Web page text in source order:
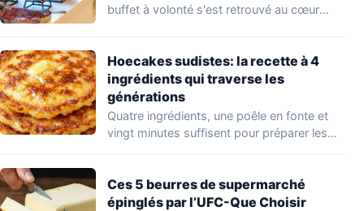
buffet à volonté s'est retrouvé au cœur
Hoecakes sudistes: la recette à 4
ingrédients qui traverse les
générations
Quatre ingrédients, une poêle en fonte et
vingt minutes suffisent pour préparer les
Ces 5 beurres de supermarché
épinglés par l’UFC-Que Choisir